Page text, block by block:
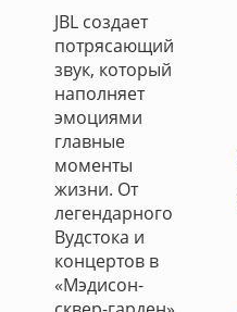
JBL создает
потрясающий
звук, который
наполняет
эмоциями
главные
моменты
жизни. От
легендарного
Вудстока и
концертов в
«Мэдисон-